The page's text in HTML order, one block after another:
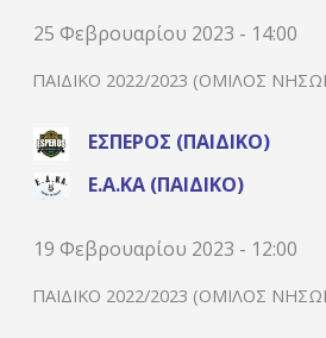
25 Φεβρουαρίου 2023 - 14:00
ΠΑΙΔΙΚΌ 2022/2023 (ΌΜΙΛΟΣ
ΈΣΠΕΡΟΣ (ΠΑΙΔΙΚΌ)
Ε.Α.ΚΑ (ΠΑΙΔΙΚΌ)
19 Φεβρουαρίου 2023 - 12:00
ΠΑΙΔΙΚΌ 2022/2023 (ΌΜΙΛΟΣ